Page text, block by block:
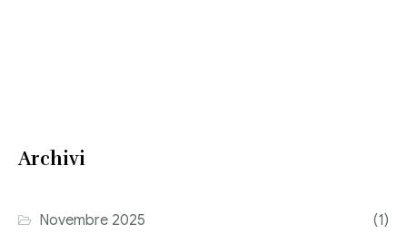
Riviste
Archivi
Novembre 2025 (1)